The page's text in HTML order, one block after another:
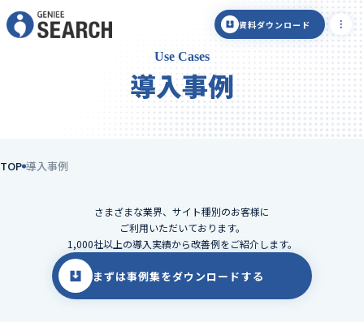
資料ダウンロード
Use Cases
導入事例
TOP 導入事例
さまざまな業界、サイト種別のお客様に
ご利用いただいております。
1,000社以上の導入実績から改善例をご紹介します。
まずは事例集をダウンロードする